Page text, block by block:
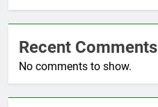
Recent Comments
No comments to show.